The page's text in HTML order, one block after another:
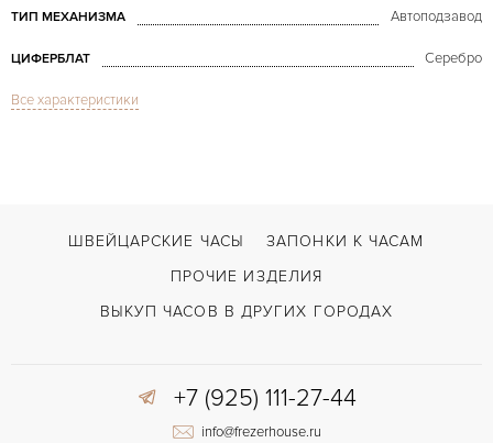
ТИП МЕХАНИЗМА Автоподзавод
ЦИФЕРБЛАТ Серебро
СТЕКЛО
Застежка с помощью шипа
Все характеристики
ШВЕЙЦАРСКИЕ ЧАСЫ
ЗАПОНКИ К ЧАСАМ
ПРОЧИЕ ИЗДЕЛИЯ
ВЫКУП ЧАСОВ В ДРУГИХ ГОРОДАХ
+7 (925) 111-27-44
info@frezerhouse.ru